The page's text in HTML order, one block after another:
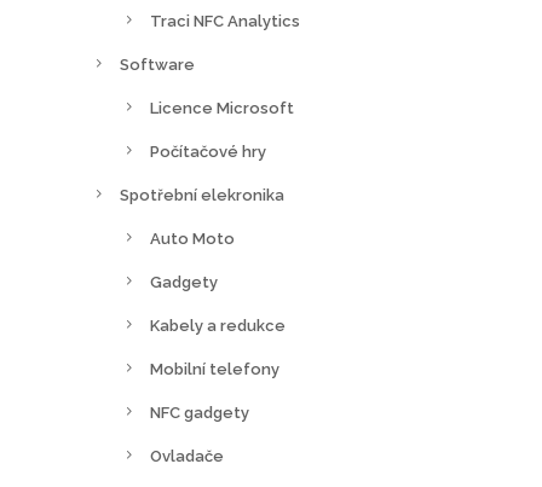
Traci NFC Analytics
Software
Licence Microsoft
Počítačové hry
Spotřební elekronika
Auto Moto
Gadgety
Kabely a redukce
Mobilní telefony
NFC gadgety
Ovladače